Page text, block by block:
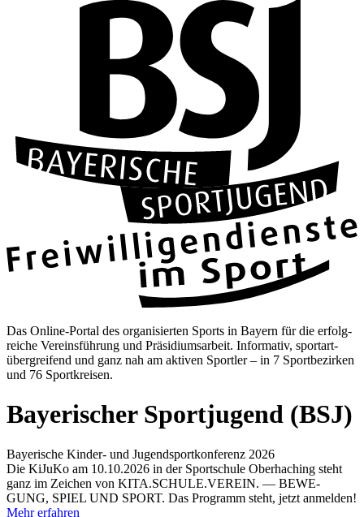
Das Online-Por­tal des orga­ni­sier­ten Sports in Bay­ern für die erfolg­
rei­che Ver­eins­füh­rung und Prä­si­di­ums­ar­beit. Infor­ma­tiv, sport­art­
über­grei­fend und ganz nah am akti­ven Sport­ler – in 7 Sport­be­zir­ken
und 76 Sport­krei­sen.
Baye­ri­scher Sport­ju­gend (BSJ)
Baye­ri­sche Kin­­­der- und Jugend­sport­kon­fe­renz 2026
Die KiJuKo am 10.10.2026 in der Sport­schule Ober­ha­ching steht
ganz im Zei­chen von KITA.SCHULE.VEREIN. — BEWE­
GUNG, SPIEL UND SPORT. Das Pro­gramm steht, jetzt anmel­den!
Mehr erfah­ren